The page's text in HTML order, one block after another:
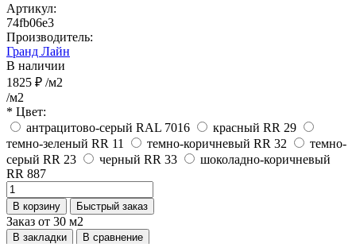
Артикул:
74fb06e3
Производитель:
Гранд Лайн
В наличии
1825 ₽ /м2
/м2
* Цвет:
антрацитово-серый RAL 7016
красный RR 29
темно-зеленый RR 11
темно-коричневый RR 32
темно-
серый RR 23
черный RR 33
шоколадно-коричневый
RR 887
В корзину Быстрый заказ
Заказ от 30 м2
В закладки В сравнение